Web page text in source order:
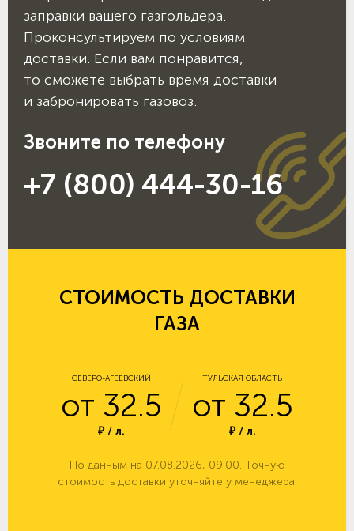
заправки вашего газгольдера.
Проконсультируем по условиям
доставки. Если вам понравится,
то сможете выбрать время доставки
и забронировать газовоз.
Звоните по телефону
+7 (800) 444-30-16
СТОИМОСТЬ ДОСТАВКИ
ГАЗА
СЕВЕРО-АГЕЕВСКИЙ
от 32.5
₽ / л.
ТУЛЬСКАЯ ОБЛАСТЬ
от 32.5
₽ / л.
По данным на 07.08.2026, 09:00. Точную
стоимость доставки уточняйте у менеджера.